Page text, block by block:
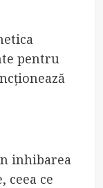
pentru
inhibarea
ceea ce